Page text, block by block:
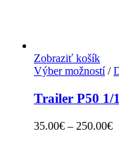
Zobraziť košík
Výber možností/
Trailer P50 1/
35.00€ – 250.00€